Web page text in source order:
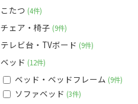
こたつ 4件
チェア・椅子 9件
テレビ台・TVボード 9件
ベッド 12件
ベッド・ベッドフレーム 9件
ソファベッド 3件